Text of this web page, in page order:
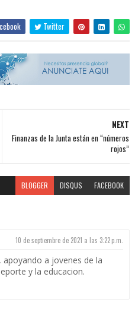
Twitter
NEXT
Finanzas de la Junta están en “números
rojos”
BLOGGER DISQUS FACEBOOK
10 de septiembre de 2021 a las 3:22 p.m.
apoyando a jovenes de la
y la educacion.